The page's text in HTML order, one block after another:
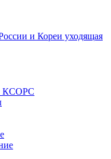
и Кореи уходящая
КСОРС